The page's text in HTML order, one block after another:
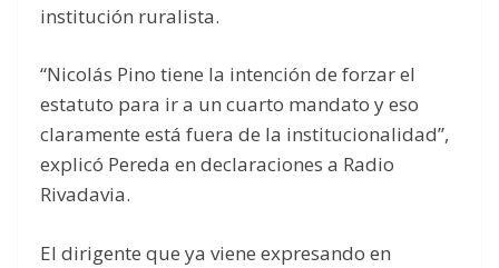
institución ruralista.
“Nicolás Pino tiene la intención de forzar el
estatuto para ir a un cuarto mandato y eso
claramente está fuera de la institucionalidad”,
explicó Pereda en declaraciones a Radio
Rivadavia.
El dirigente que ya viene expresando en